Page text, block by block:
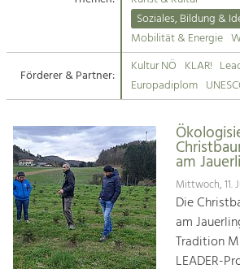
Suche
Impressum
Kontakt
Angebotsentwicklung und
Handwerk, Wissenschaft und Forschung.
Soziales, Bildung &
Identität
Gleichberechtigung, Jugend und
Integration
Mobilität & Energie
Klimawandel, öffentlicher Verkehr und
Soziales, Bildung &
Mobilität & Energie
Förderer & Partner:
Kultur NÖ KLAR!
Europadiplom
am
Mittwoch, 11.
Die
am
Tradition
LEADER-